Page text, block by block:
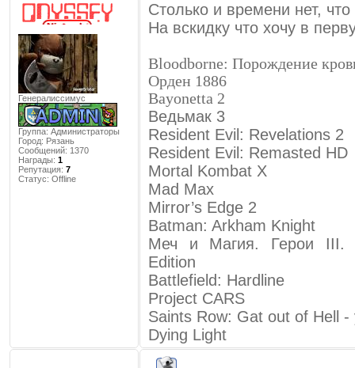
Генералиссимус
Группа: Администраторы
Город: Рязань
Сообщений: 1370
Награды: 1
Репутация: 7
Статус: Offline
Столько и времени нет,
На вскидку что хочу в
Bloodborne: Порождение
Орден 1886
Bayonetta 2
Ведьмак 3
Resident Evil: Revelations 2
Resident Evil: Remasted HD
Mortal Kombat X
Mad Max
Mirror’s Edge 2
Batman: Arkham Knight
Меч и Магия. Герои III.
Edition
Battlefield: Hardline
Project CARS
Saints Row: Gat out of Hell -
Dying Light